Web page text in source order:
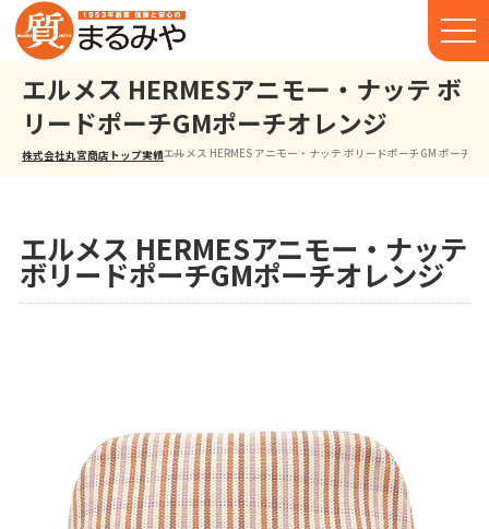
エルメス HERMESアニモー・ナッテ ボ
リードポーチGMポーチオレンジ
株式会社丸宮商店トップ⁩実績エルメス HERMES アニモー・ナッテ ボリードポーチGM ポーチ オ
エルメス HERMESアニモー・ナッテ
ボリードポーチGMポーチオレンジ